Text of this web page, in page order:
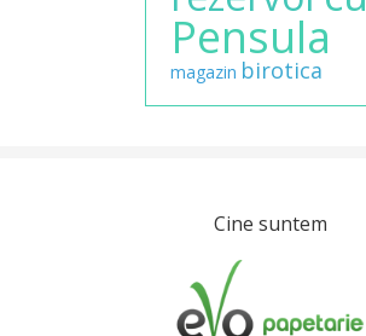
Pensula
magazin birotica
Cine suntem